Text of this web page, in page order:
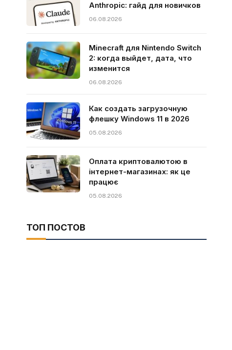
Anthropic: гайд для новичков
06.08.2026
Minecraft для Nintendo Switch
2: когда выйдет, дата, что
изменится
06.08.2026
Как создать загрузочную
флешку Windows 11 в 2026
05.08.2026
Оплата криптовалютою в
інтернет-магазинах: як це
працює
05.08.2026
ТОП ПОСТОВ